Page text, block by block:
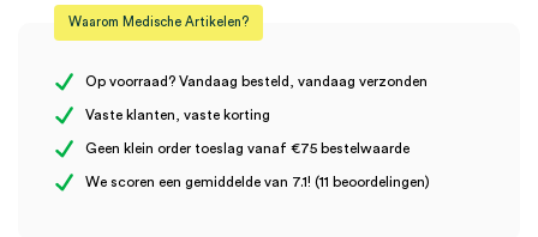
Steriel onsteriel
Uitvoering
Er zijn nog geen beoordelingen.
beoordelen
Waarom Medische Artikelen?
Op voorraad? Vandaag besteld, vandaag verzonden
Vaste klanten, vaste korting
Geen klein order toeslag vanaf €75 bestelwaarde
We scoren een gemiddelde van 7.1! (11 beoordelingen)